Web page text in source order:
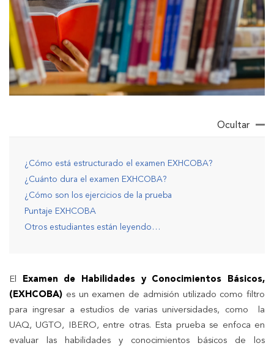
Ocultar
¿Cómo está estructurado el examen EXHCOBA?
¿Cuánto dura el examen EXHCOBA?
¿Cómo son los ejercicios de la prueba
Puntaje EXHCOBA
Otros estudiantes están leyendo…
El Examen de Habilidades y Conocimientos Básicos,
(EXHCOBA) es un examen de admisión utilizado como filtro
para ingresar a estudios de varias universidades, como la
UAQ, UGTO, IBERO, entre otras. Esta prueba se enfoca en
evaluar las habilidades y conocimientos básicos de los